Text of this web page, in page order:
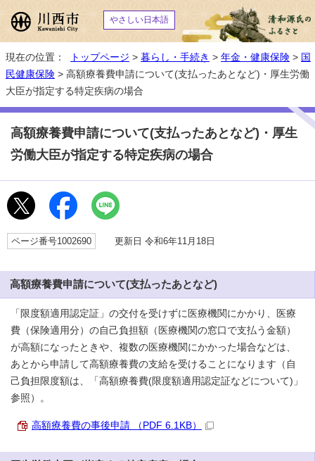
やさしい日本語
現在の位置： トップページ > 暮らし・手続き > 年金・健康保険 > 国
民健康保険 > 高額療養費申請について(支払ったあとなど)・厚生労働
大臣が指定する特定疾病の場合
高額療養費申請について(支払ったあとなど)・厚生
労働大臣が指定する特定疾病の場合
ページ番号1002690 更新日 令和6年11月18日
高額療養費申請について(支払ったあとなど)
「限度額適用認定証」の交付を受けずに医療機関にかかり、医療
費（保険適用分）の自己負担額（医療機関の窓口で支払う金額）
が高額になったときや、複数の医療機関にかかった場合などは、
あとから申請して高額療養費の支給を受けることになります（自
己負担限度額は、「高額療養費(限度額適用認定証などについて)」
参照）。
高額療養費の事後申請 （PDF 6.1KB）